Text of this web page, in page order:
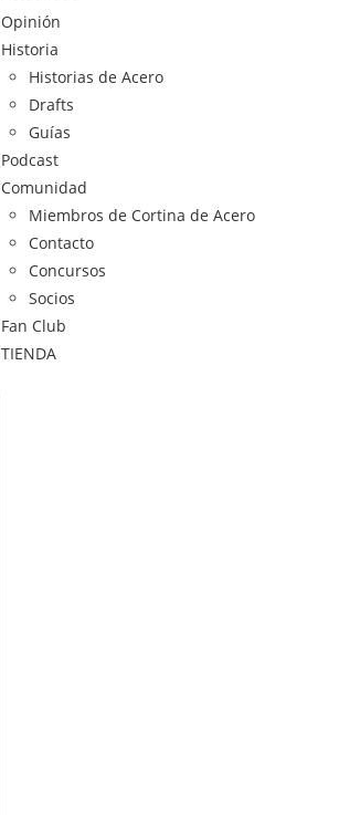
Opinión
Historia
Historias de Acero
Drafts
Guías
Podcast
Comunidad
Miembros de Cortina de Acero
Contacto
Concursos
Socios
Fan Club
TIENDA